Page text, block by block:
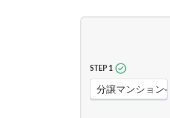
STEP 1
分譲マンション